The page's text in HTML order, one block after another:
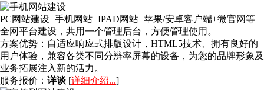
PC网站建设+手机网站+IPAD网站+苹果/安卓客户端+微官网等
全网平台建设，共用一个管理后台，方便管理使用。
方案优势： 自适应响应式排版设计，HTML5技术、拥有良好的
用户体验，兼容各类不同分辨率屏幕的设备，为您的品牌形象及
业务拓展注入新的活力。
服务报价： 详谈 [详细介绍...]